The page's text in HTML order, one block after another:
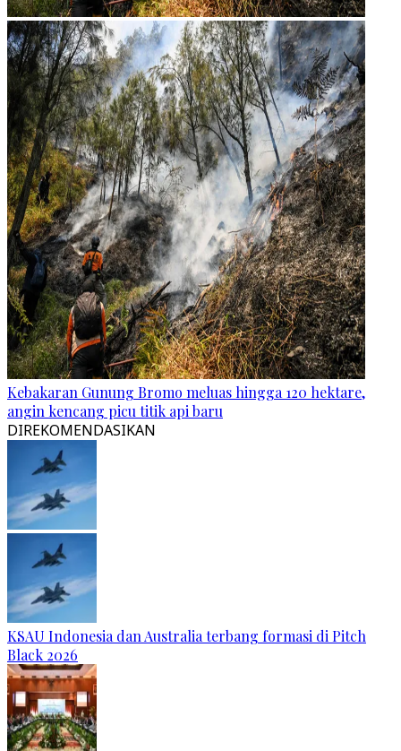
Kebakaran Gunung Bromo meluas hingga 120 hektare,
angin kencang picu titik api baru
DIREKOMENDASIKAN
KSAU Indonesia dan Australia terbang formasi di Pitch
Black 2026